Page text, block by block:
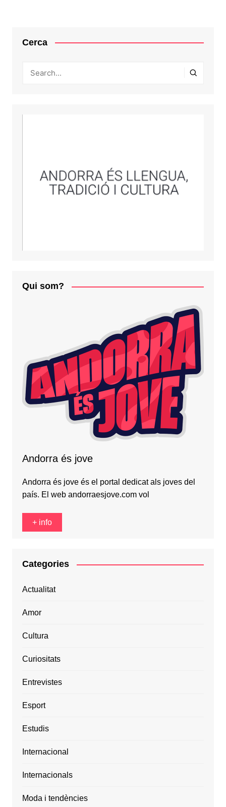
Cerca
Qui som?
Andorra és jove
Andorra és jove és el portal dedicat als joves del
país. El web andorraesjove.com vol
+ info
Categories
Actualitat
Amor
Cultura
Curiositats
Entrevistes
Esport
Estudis
Internacional
Internacionals
Moda i tendències